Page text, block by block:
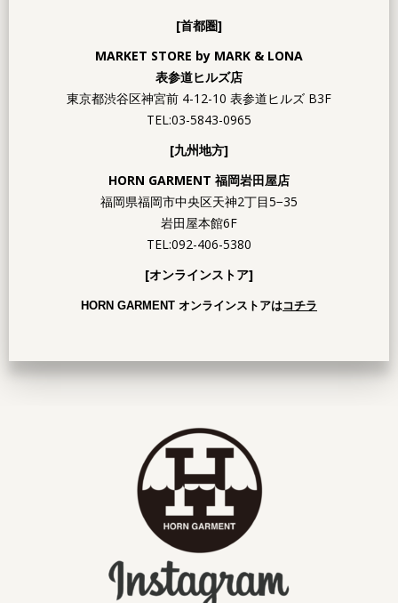
[首都圏]
MARKET STORE by MARK & LONA
表参道ヒルズ店
東京都渋谷区神宮前 4-12-10 表参道ヒルズ B3F
TEL:03-5843-0965
[九州地方]
HORN GARMENT 福岡岩田屋店
福岡県福岡市中央区天神2丁目5−35
岩田屋本館6F
TEL:092-406-5380
[オンラインストア]
HORN GARMENT オンラインストアはコチラ